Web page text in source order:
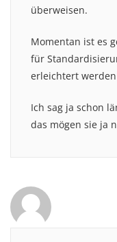
überweisen.
Momentan ist es
für
erleichtert
Ich sag ja schon
das mögen sie ja